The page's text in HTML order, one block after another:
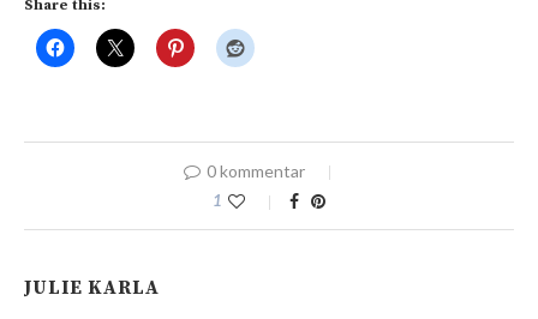
Share this:
0 kommentar
1
JULIE KARLA